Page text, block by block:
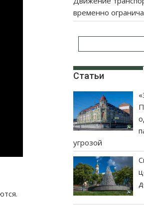
временно
Статьи
угрозой